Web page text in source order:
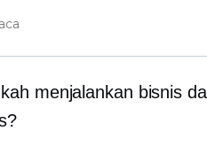
menjalankan bisnis